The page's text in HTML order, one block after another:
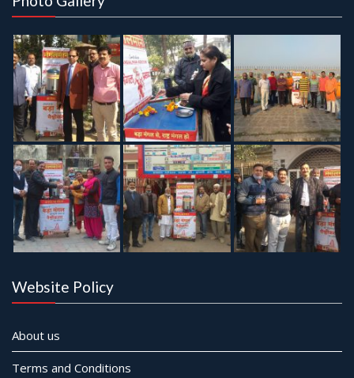
n
Website Policy
About us
Terms and Conditions